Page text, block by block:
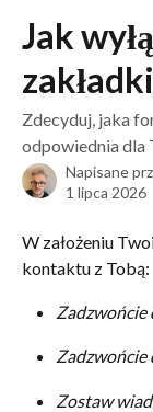
Jak
Zdecyduj, jaka
odpowiednia dla
Napisane
1 lipca 2026
W założeniu
kontaktu z Tobą:
Zadzwońcie
Zadzwońcie
Zostaw